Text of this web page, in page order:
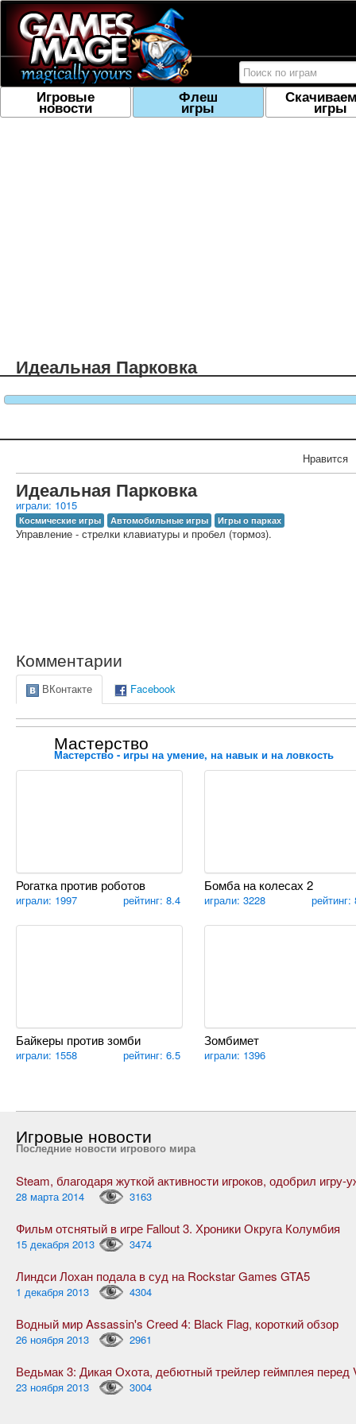
Игровые
новости
Флеш
игры игры
Идеальная Парковка
Нравится
Идеальная Парковка
играли: 1015
Космические игры Автомобильные игры Игры о парках
Управление - стрелки клавиатуры и пробел (тормоз).
Комментарии
ВКонтакте Facebook
Мастерство
Мастерство - игры на умение, на навык и на ловкость
Рогатка против роботов
играли: 1997 рейтинг: 8.4
Бомба на колесах 2
играли: 3228 рейтинг:
Байкеры против зомби
играли: 1558 рейтинг: 6.5
Зомбимет
играли: 1396
Игровые новости
Последние новости игрового мира
28 марта 2014 3163
Фильм отснятый в игре Fallout 3. Хроники Округа Колумбия
15 декабря 2013 3474
Линдси Лохан подала в суд на Rockstar Games GTA5
1 декабря 2013 4304
Водный мир Assassin's Creed 4: Black Flag, короткий обзор
26 ноября 2013 2961
23 ноября 2013 3004